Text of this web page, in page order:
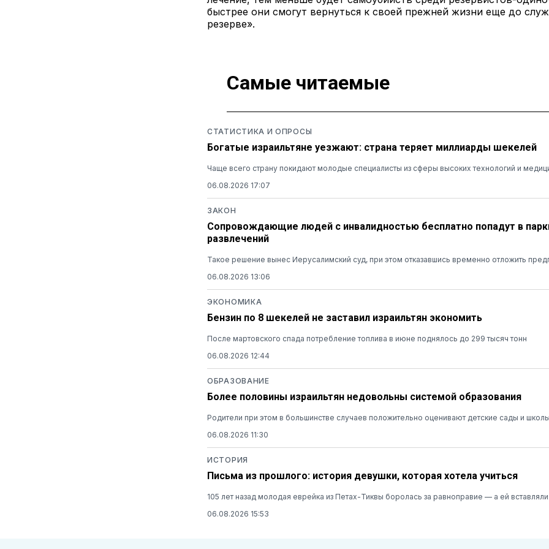
быстрее они смогут вернуться к своей прежней жизни еще до
резерве».
Самые читаемые
СТАТИСТИКА И ОПРОСЫ
Богатые израильтяне уезжают: страна теряет миллиарды шекелей
Чаще всего страну покидают молодые специалисты из сферы высоких технологий и
06.08.2026 17:07
ЗАКОН
Сопровождающие людей с инвалидностью бесплатно попадут в
развлечений
Такое решение вынес Иерусалимский суд, при этом отказавшись временно отложить
06.08.2026 13:06
ЭКОНОМИКА
Бензин по 8 шекелей не заставил израильтян экономить
После мартовского спада потребление топлива в июне поднялось до 299 тысяч тонн
06.08.2026 12:44
ОБРАЗОВАНИЕ
Более половины израильтян недовольны системой образования
Родители при этом в большинстве случаев положительно оценивают детские сады и
06.08.2026 11:30
ИСТОРИЯ
Письма из прошлого: история девушки, которая хотела учиться
105 лет назад молодая еврейка из Петах-Тиквы боролась за равноправие — а ей вставляли
06.08.2026 15:53